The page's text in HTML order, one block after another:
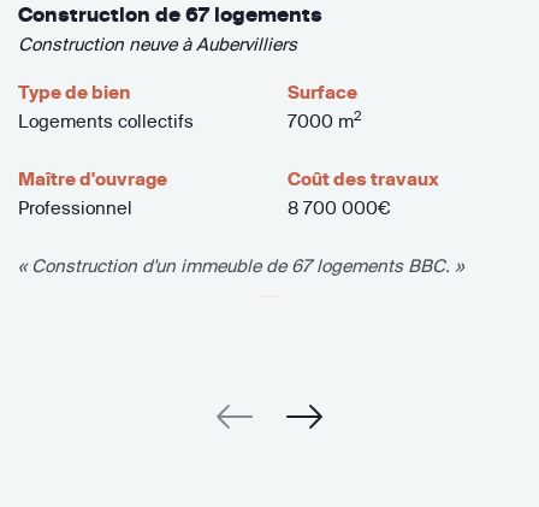
Construction de 67 logements
Construction neuve à Aubervilliers
Type de bien
Logements collectifs
Surface
7000 m2
Maître d'ouvrage
Professionnel
Coût des travaux
8 700 000€
« Construction d'un immeuble de 67 logements BBC. »